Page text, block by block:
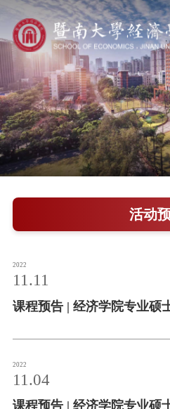
学院概况
新闻中心
师资队伍
科学研究
教学培养
学院党建
学生
活动
2022
11.11
课程预告 | 经济学院专业硕
2022
11.04
课程预告 | 经济学院专业硕